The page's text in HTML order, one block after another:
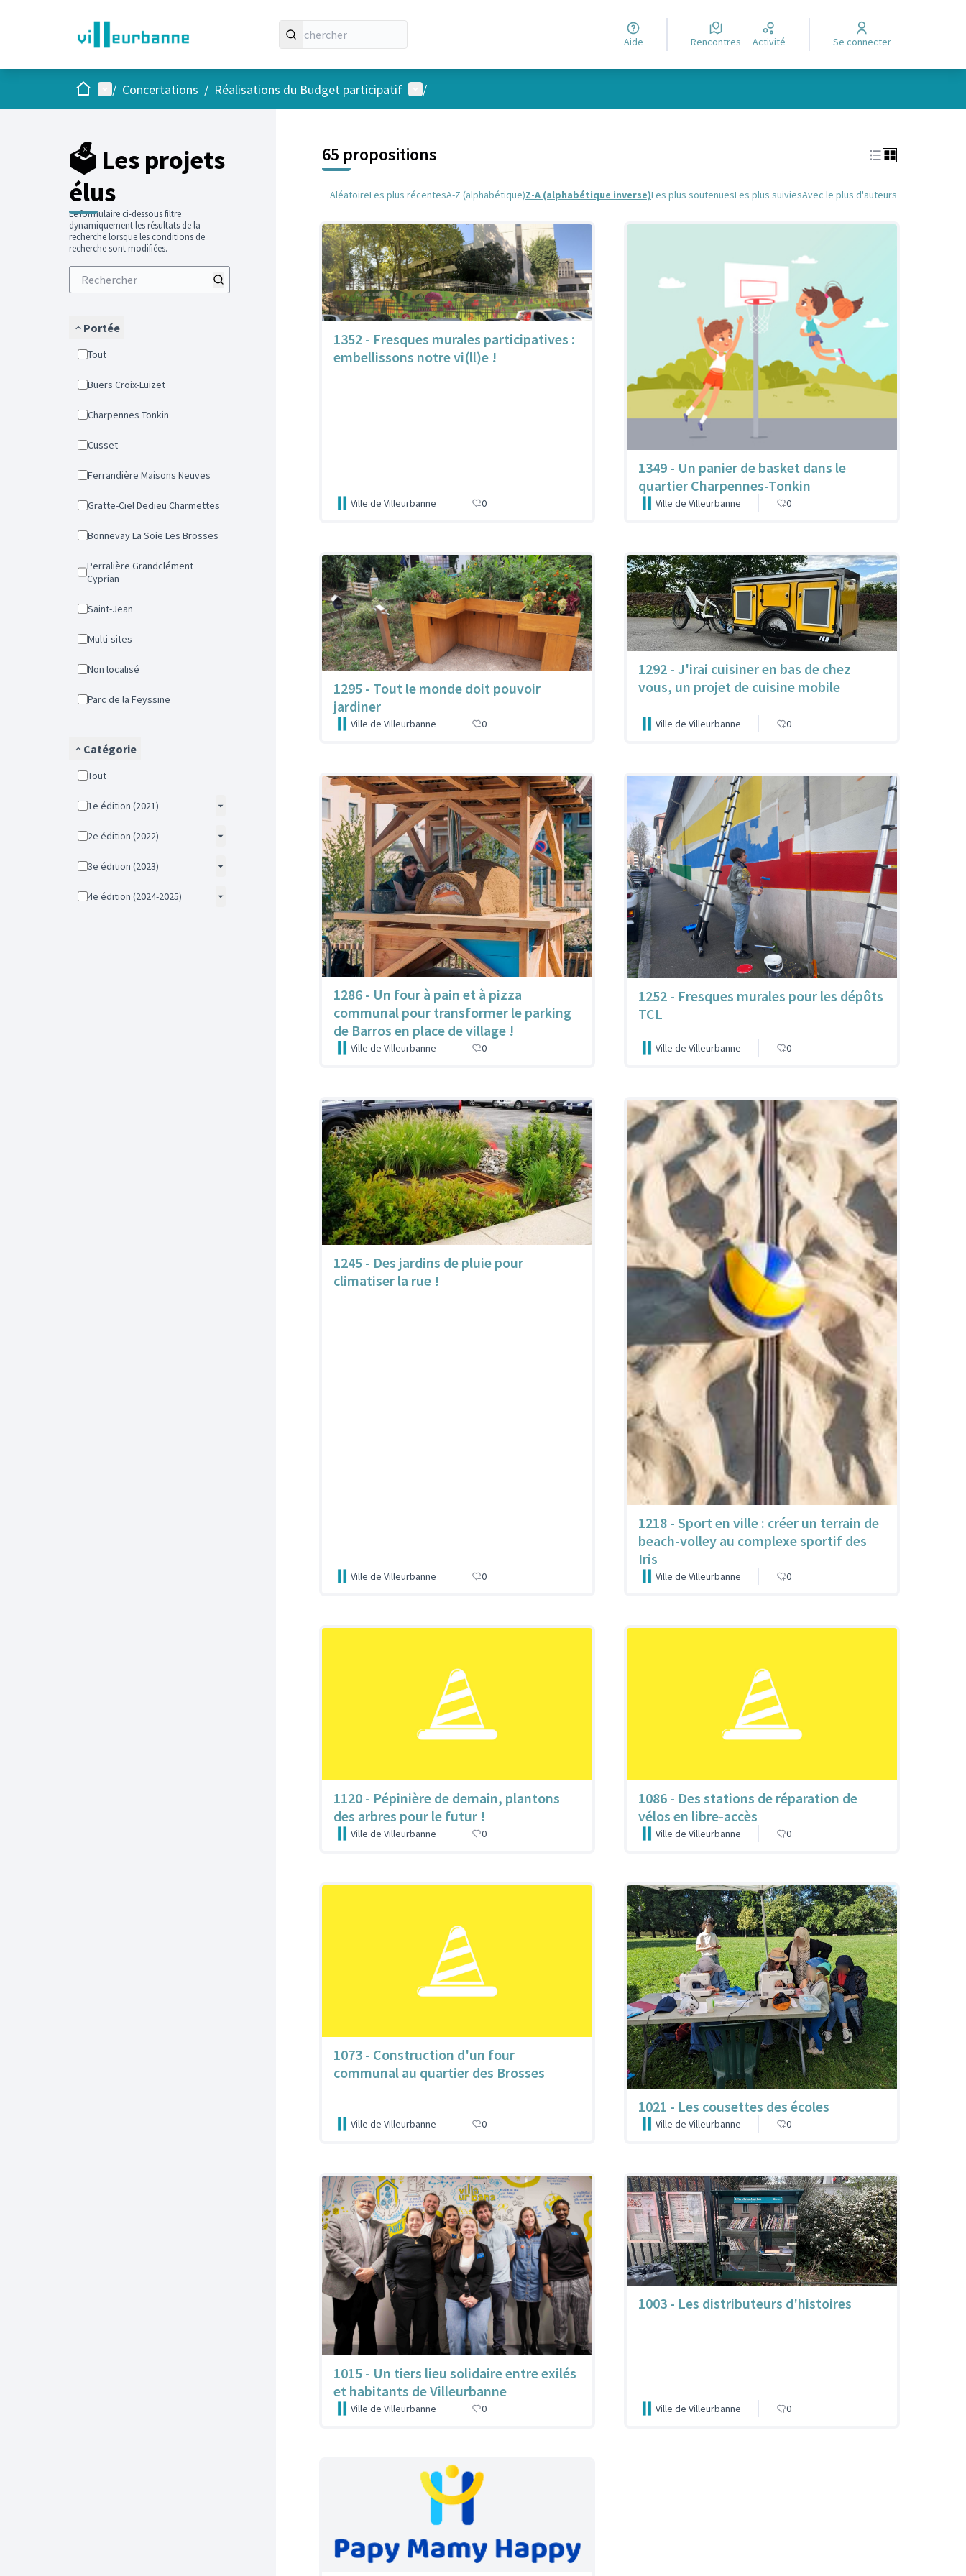
Aide Rencontres Activité Se connecter
AccueilMenu principal
/ Concertations / Réalisations du Budget participatif Menu utilisateur
/
🗳️ Les projets
élus
Le formulaire ci-dessous filtre
dynamiquement les résultats de la
recherche lorsque les conditions de
recherche sont modifiées.
Portée
Tout
Buers Croix-Luizet
Charpennes Tonkin
Cusset
Ferrandière Maisons Neuves
Gratte-Ciel Dedieu Charmettes
Bonnevay La Soie Les Brosses
Perralière Grandclément
Cyprian
Saint-Jean
Multi-sites
Non localisé
Parc de la Feyssine
Catégorie
Tout
1e édition (2021)
2e édition (2022)
3e édition (2023)
4e édition (2024-2025)
65 propositions
AléatoireLes plus récentesA-Z (alphabétique)Z-A (alphabétique inverse)Les plus soutenuesLes plus suiviesAvec le plus d'auteurs
1352 - Fresques murales participatives :
embellissons notre vi(ll)e !
Ville de Villeurbanne 0
1349 - Un panier de basket dans le
quartier Charpennes-Tonkin
Ville de Villeurbanne 0
1295 - Tout le monde doit pouvoir
jardiner
Ville de Villeurbanne 0
1292 - J'irai cuisiner en bas de chez
vous, un projet de cuisine mobile
Ville de Villeurbanne 0
1286 - Un four à pain et à pizza
communal pour transformer le parking
de Barros en place de village !
Ville de Villeurbanne 0
1252 - Fresques murales pour les dépôts
TCL
Ville de Villeurbanne 0
1245 - Des jardins de pluie pour
climatiser la rue !
Ville de Villeurbanne 0
1218 - Sport en ville : créer un terrain de
beach-volley au complexe sportif des
Iris
Ville de Villeurbanne 0
1120 - Pépinière de demain, plantons
des arbres pour le futur !
Ville de Villeurbanne 0
1086 - Des stations de réparation de
vélos en libre-accès
Ville de Villeurbanne 0
1073 - Construction d'un four
communal au quartier des Brosses
Ville de Villeurbanne 0
1021 - Les cousettes des écoles
Ville de Villeurbanne 0
1015 - Un tiers lieu solidaire entre exilés
et habitants de Villeurbanne
Ville de Villeurbanne 0
1003 - Les distributeurs d'histoires
Ville de Villeurbanne 0